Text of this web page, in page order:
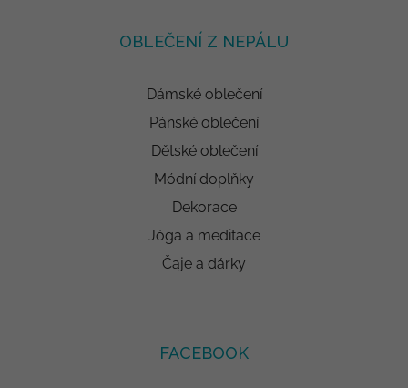
OBLEČENÍ Z NEPÁLU
Dámské oblečení
Pánské oblečení
Dětské oblečení
Módní doplňky
Dekorace
Jóga a meditace
Čaje a dárky
FACEBOOK